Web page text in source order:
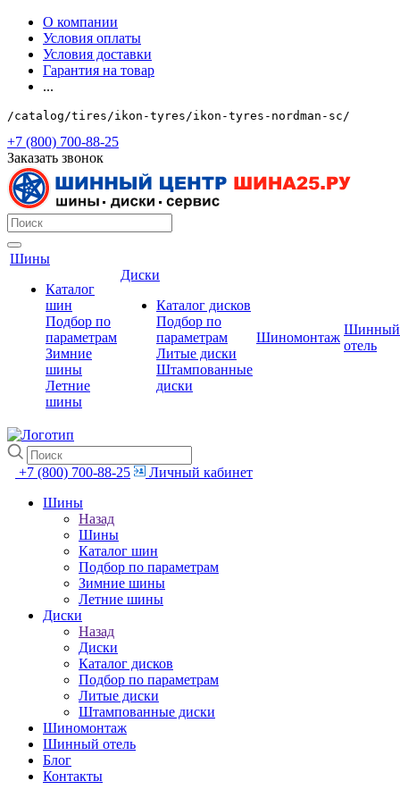
О компании
Условия оплаты
Условия доставки
Гарантия на товар
...
/catalog/tires/ikon-tyres/ikon-tyres-nordman-sc/
+7 (800) 700-88-25
Заказать звонок
Шины
Каталог
шин
Подбор по
параметрам
Зимние
шины
Летние
шины
Диски
Каталог дисков
Подбор по
параметрам
Литые диски
Штампованные
диски
Шиномонтаж
Шинный
отель
+7 (800) 700-88-25
Личный кабинет
Шины
Назад
Шины
Каталог шин
Подбор по параметрам
Зимние шины
Летние шины
Диски
Назад
Диски
Каталог дисков
Подбор по параметрам
Литые диски
Штампованные диски
Шиномонтаж
Шинный отель
Блог
Контакты